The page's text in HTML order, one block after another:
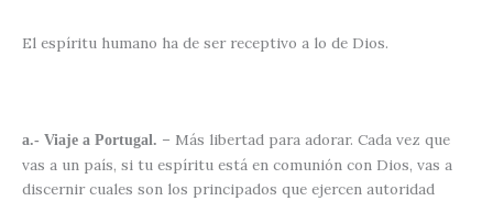
El espíritu humano ha de ser receptivo a lo de Dios.
a.- Viaje a Portugal. – Más libertad para adorar. Cada vez que
vas a un país, si tu espíritu está en comunión con Dios, vas a
discernir cuales son los principados que ejercen autoridad